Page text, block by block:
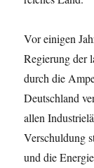
Vor einigen
Regierung der
durch die
Deutschland
allen
Verschuldung
und die